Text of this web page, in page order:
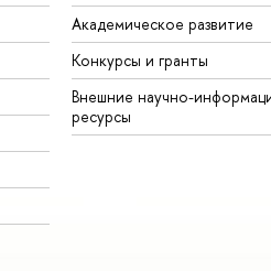
Академическое развитие
Конкурсы и гранты
Внешние научно-
ресурсы